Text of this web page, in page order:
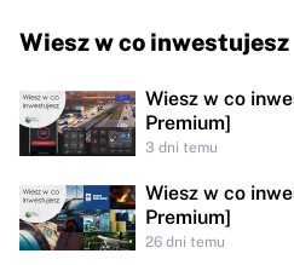
Wiesz w co inwestujesz
Wiesz w co
Premium]
3 dni temu
Wiesz w co
Premium]
26 dni temu